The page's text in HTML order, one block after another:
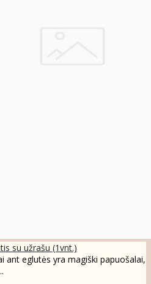
su užrašu (1vnt.)
ant eglutės yra magiški papuošalai,